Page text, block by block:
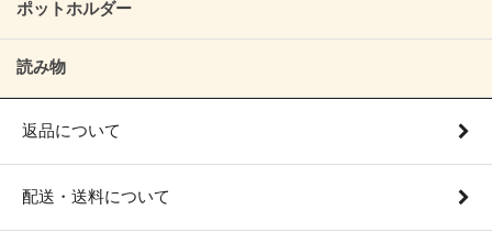
ポットホルダー
読み物
返品について
配送・送料について